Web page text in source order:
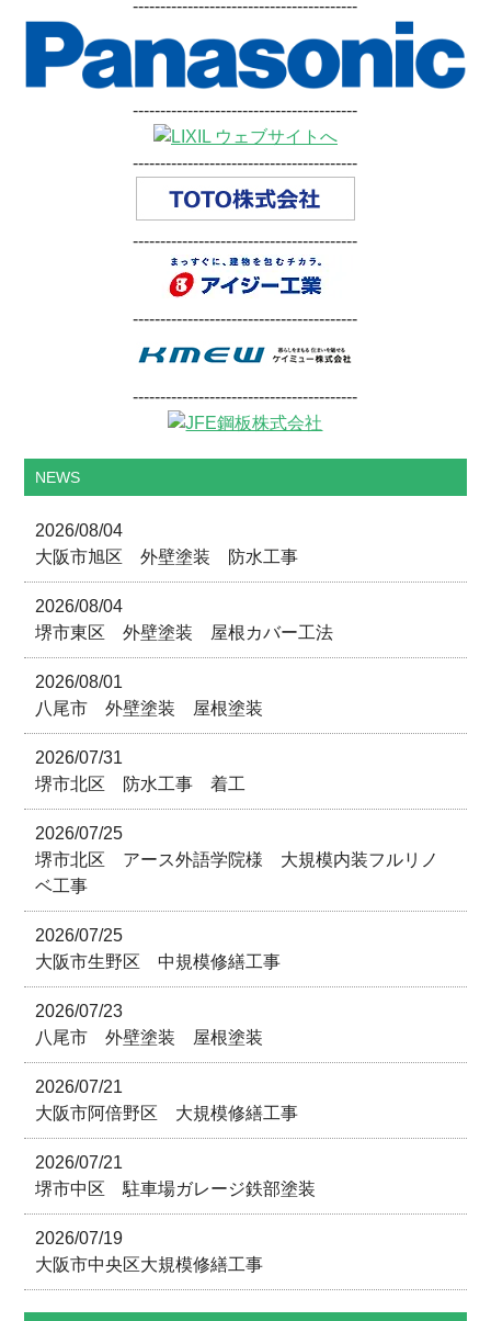
-----------------------------------------
-----------------------------------------
-----------------------------------------
-----------------------------------------
-----------------------------------------
-----------------------------------------
NEWS
2026/08/04
大阪市旭区 外壁塗装 防水工事
2026/08/04
堺市東区 外壁塗装 屋根カバー工法
2026/08/01
八尾市 外壁塗装 屋根塗装
2026/07/31
堺市北区 防水工事 着工
2026/07/25
堺市北区 アース外語学院様 大規模内装フルリノ
ベ工事
2026/07/25
大阪市生野区 中規模修繕工事
2026/07/23
八尾市 外壁塗装 屋根塗装
2026/07/21
大阪市阿倍野区 大規模修繕工事
2026/07/21
堺市中区 駐車場ガレージ鉄部塗装
2026/07/19
大阪市中央区大規模修繕工事